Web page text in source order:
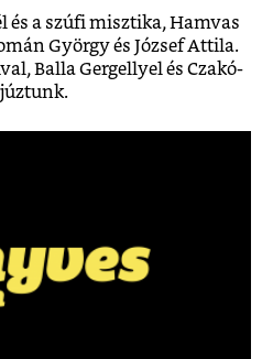
a szúfi misztika, Hamvas
György és József Attila.
Balla Gergellyel és Czakó-